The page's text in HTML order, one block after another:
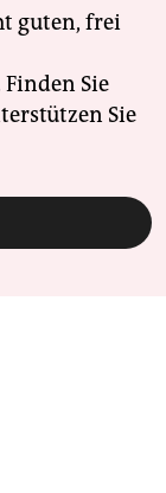
guten, frei
Sie
Sie